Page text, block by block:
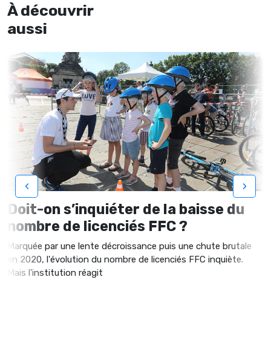
À découvrir
aussi
Doit-on s’inquiéter de la baisse du
nombre de licenciés FFC ?
Marquée par une lente décroissance puis une chute brutale
en 2020, l'évolution du nombre de licenciés FFC inquiète.
Mais l'institution réagit
‹ ›